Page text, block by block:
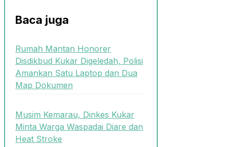
Baca juga
Rumah Mantan Honorer
Disdikbud Kukar Digeledah, Polisi
Amankan Satu Laptop dan Dua
Map Dokumen
Musim Kemarau, Dinkes Kukar
Minta Warga Waspadai Diare dan
Heat Stroke